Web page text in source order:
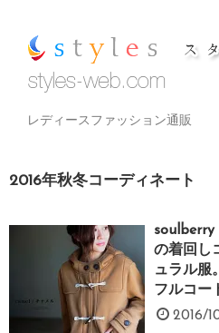
レディースファッション通販
2016年秋冬コーディネート
soulberry
の着回し
ュラル服
フルコー
2016/